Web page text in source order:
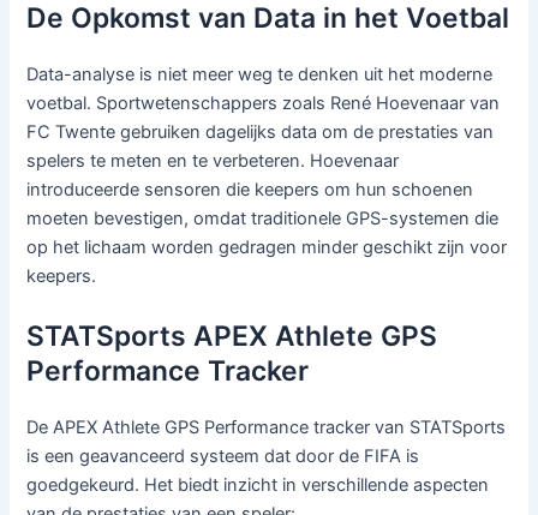
De Opkomst van Data in het Voetbal
Data-analyse is niet meer weg te denken uit het moderne
voetbal. Sportwetenschappers zoals René Hoevenaar van
FC Twente gebruiken dagelijks data om de prestaties van
spelers te meten en te verbeteren. Hoevenaar
introduceerde sensoren die keepers om hun schoenen
moeten bevestigen, omdat traditionele GPS-systemen die
op het lichaam worden gedragen minder geschikt zijn voor
keepers.
STATSports APEX Athlete GPS
Performance Tracker
De APEX Athlete GPS Performance tracker van STATSports
is een geavanceerd systeem dat door de FIFA is
goedgekeurd. Het biedt inzicht in verschillende aspecten